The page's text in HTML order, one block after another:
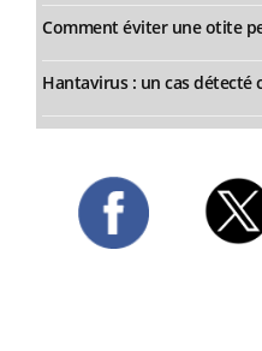
Comment éviter une otite
Hantavirus : un cas détecté